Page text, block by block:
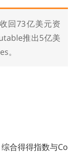
回73亿美元资
推出5亿美
。
合得得指数与Co